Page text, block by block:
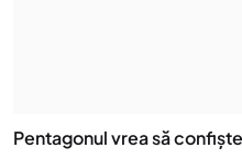
Pentagonul vrea să